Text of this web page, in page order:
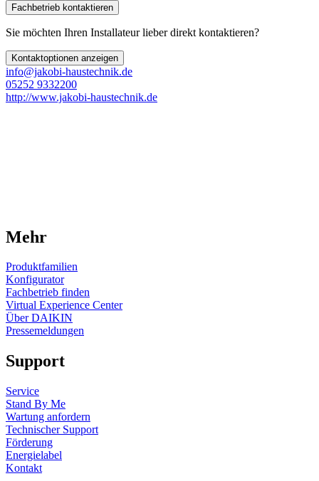
Fachbetrieb kontaktieren
Sie möchten Ihren Installateur lieber direkt kontaktieren?
Kontaktoptionen anzeigen
info@jakobi-haustechnik.de
05252 9332200
http://www.jakobi-haustechnik.de
Mehr
Produktfamilien
Konfigurator
Fachbetrieb finden
Virtual Experience Center
Über DAIKIN
Pressemeldungen
Support
Service
Stand By Me
Wartung anfordern
Technischer Support
Förderung
Energielabel
Kontakt